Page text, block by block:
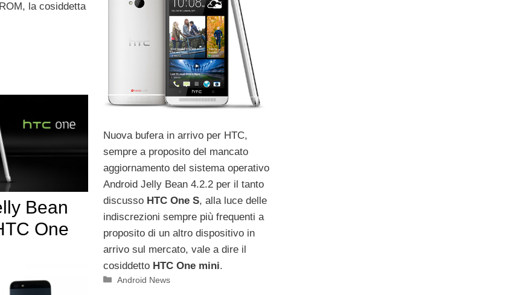
la cosiddetta
Nuova bufera in arrivo per HTC,
sempre a proposito del mancato
aggiornamento del sistema operativo
Android Jelly Bean 4.2.2 per il tanto
discusso HTC One S, alla luce delle
indiscrezioni sempre più frequenti a
proposito di un altro dispositivo in
arrivo sul mercato, vale a dire il
cosiddetto HTC One mini.
Categorie
Android News
Bean
One